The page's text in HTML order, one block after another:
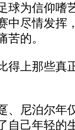
为信仰嗜
中尽情发挥
苦的。
上那些真
尼泊尔年
自己年轻的